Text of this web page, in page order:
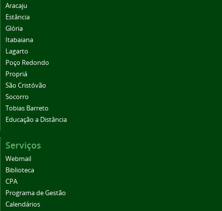
Aracaju
Estância
Glória
Itabaiana
Lagarto
Poço Redondo
Propriá
São Cristóvão
Socorro
Tobias Barreto
Educação a Distância
Serviços
Webmail
Biblioteca
CPA
Programa de Gestão
Calendários